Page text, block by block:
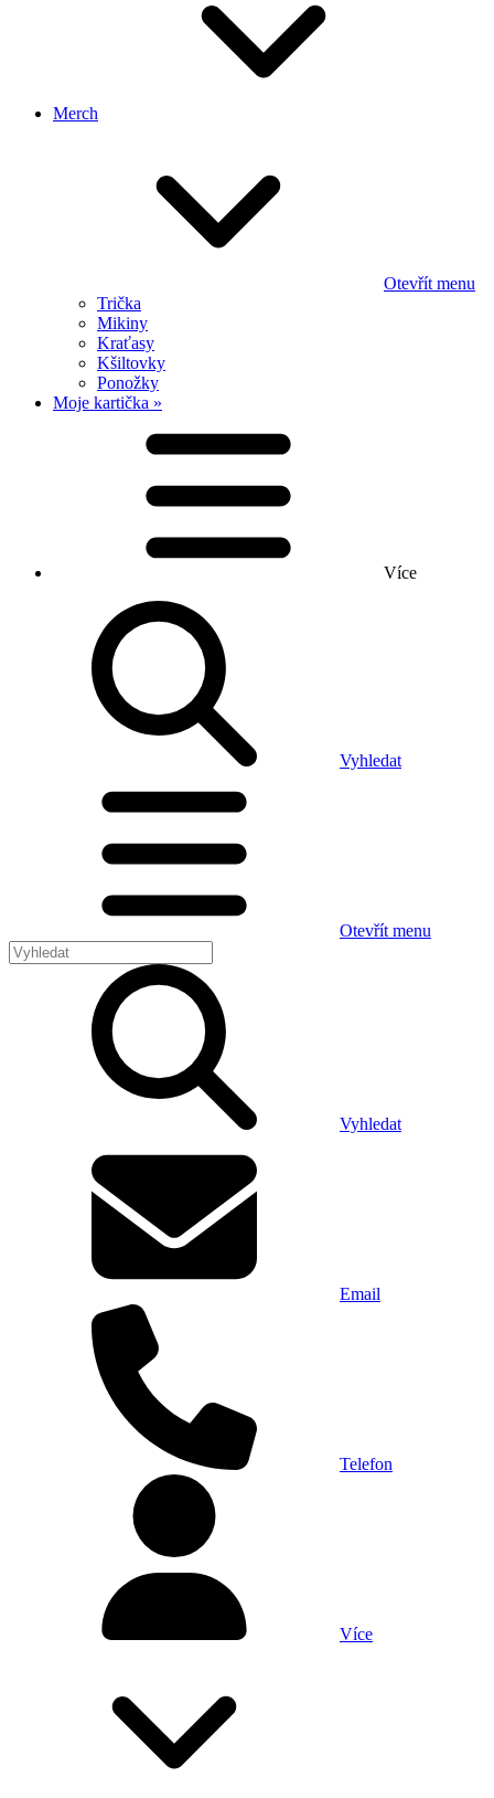
Merch
Otevřít menu
Trička
Mikiny
Kraťasy
Kšiltovky
Ponožky
Moje kartička »
Více
Vyhledat
Otevřít menu
Vyhledat
Email
Telefon
Více